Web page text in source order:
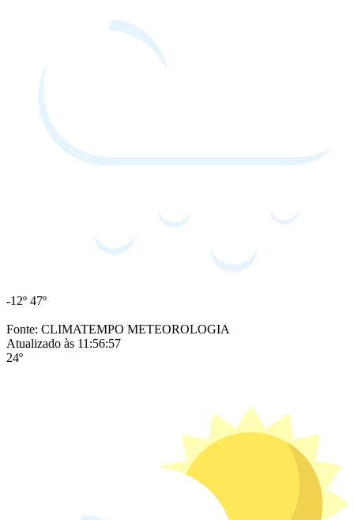
-12º 47º
Fonte: CLIMATEMPO METEOROLOGIA
Atualizado às 11:56:57
24º